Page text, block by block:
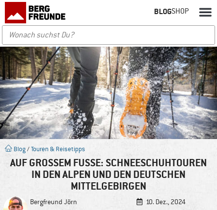
BLOGSHOP
Blog /Touren & Reisetipps
AUF GROSSEM FUSSE: SCHNEESCHUHTOUREN IN
DEN ALPEN UND DEN DEUTSCHEN MI
TTELGEBIRGEN
Bergfreund Jörn
10. Dez., 2024